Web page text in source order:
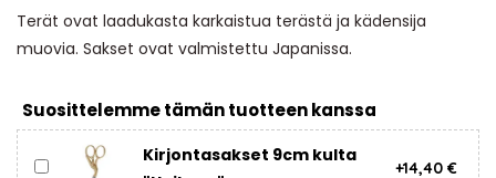
Terät ovat laadukasta karkaistua terästä ja kädensija
muovia. Sakset ovat valmistettu Japanissa.
Suosittelemme tämän tuotteen kanssa
Kirjontasakset 9cm kulta
+14,40 €